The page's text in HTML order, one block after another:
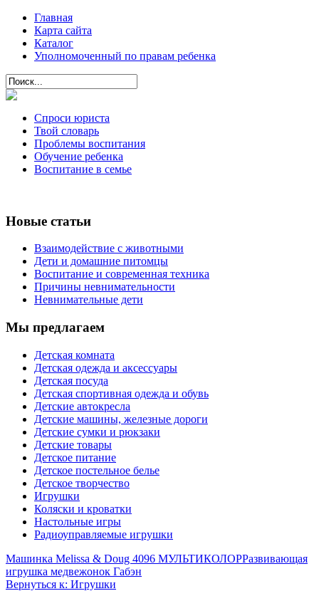
Главная
Карта сайта
Каталог
Уполномоченный по правам ребенка
Спроси юриста
Твой словарь
Проблемы воспитания
Обучение ребенка
Воспитание в семье
Новые статьи
Взаимодействие с животными
Дети и домашние питомцы
Воспитание и современная техника
Причины невнимательности
Невнимательные дети
Мы предлагаем
Детская комната
Детская одежда и аксессуары
Детская посуда
Детская спортивная одежда и обувь
Детские автокресла
Детские машины, железные дороги
Детские сумки и рюкзаки
Детские товары
Детское питание
Детское постельное белье
Детское творчество
Игрушки
Коляски и кроватки
Настольные игры
Радиоуправляемые игрушки
Машинка Melissa & Doug 4096 МУЛЬТИКОЛОРРазвивающая
игрушка медвежонок Габэн
Вернуться к: Игрушки